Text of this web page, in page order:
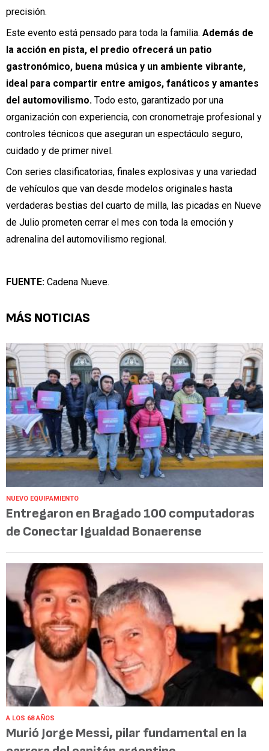
precisión.
Este evento está pensado para toda la familia. Además de
la acción en pista, el predio ofrecerá un patio
gastronómico, buena música y un ambiente vibrante,
ideal para compartir entre amigos, fanáticos y amantes
del automovilismo. Todo esto, garantizado por una
organización con experiencia, con cronometraje profesional y
controles técnicos que aseguran un espectáculo seguro,
cuidado y de primer nivel.
Con series clasificatorias, finales explosivas y una variedad
de vehículos que van desde modelos originales hasta
verdaderas bestias del cuarto de milla, las picadas en Nueve
de Julio prometen cerrar el mes con toda la emoción y
adrenalina del automovilismo regional.
FUENTE: Cadena Nueve.
MÁS NOTICIAS
NUEVO EQUIPAMIENTO
Entregaron en Bragado 100 computadoras
de Conectar Igualdad Bonaerense
A LOS 68 AÑOS
Murió Jorge Messi, pilar fundamental en la